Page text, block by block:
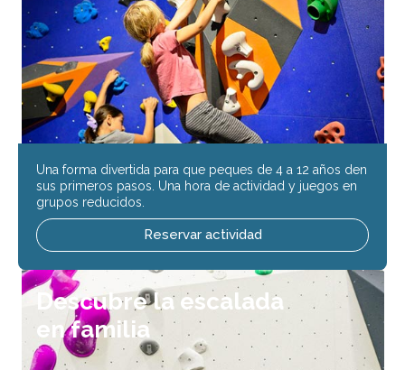
Una forma divertida para que peques de 4 a 12 años den
sus primeros pasos. Una hora de actividad y juegos en
grupos reducidos.
Reservar actividad
Descubre la escalada
en familia